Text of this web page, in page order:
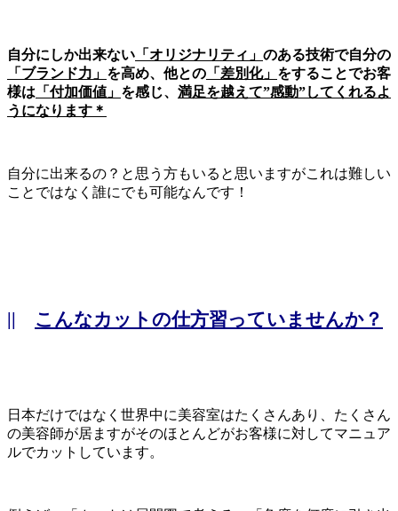
自分にしか出来ない 「オリジナリティ」 のある技術で自分の
「ブランド力」 を高め、他との 「差別化」 をすることでお客
様は 「付加価値」 を感じ、 満足を越えて”感動”してくれるよ
うになります＊
自分に出来るの？と思う方もいると思いますがこれは難しい
ことではなく誰にでも可能なんです！
|| こんなカットの仕方習っていませんか？
日本だけではなく世界中に美容室はたくさんあり、たくさん
の美容師が居ますがそのほとんどがお客様に対してマニュア
ルでカットしています。